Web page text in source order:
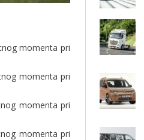
momenta pri
momenta pri
momenta pri
momenta pri